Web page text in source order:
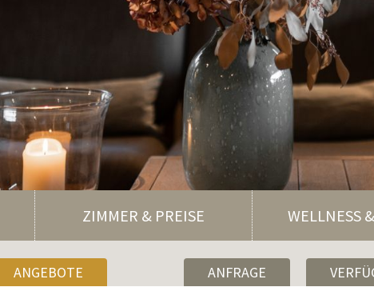
ZIMMER & PREISE WELLNESS
ANGEBOTE ANFRAGE